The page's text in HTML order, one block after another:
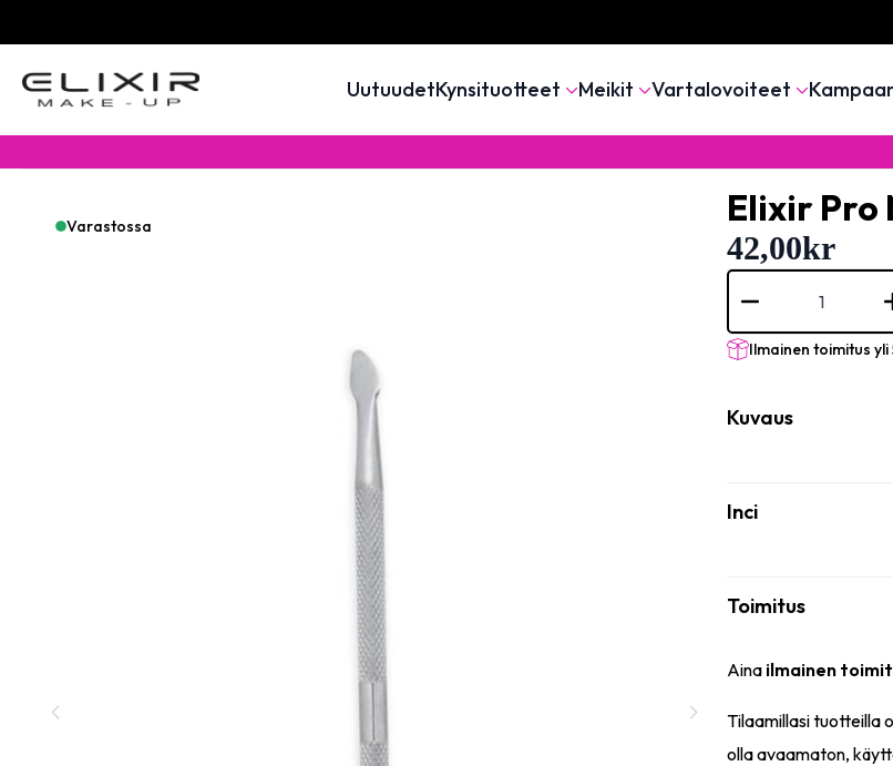
UutuudetKynsituotteet Meikit Vartalovoiteet
Varastossa Elixir Pro
42,00kr
Elixir
Pro
Pusher
-
#556
Ilmainen toimitus
Kuvaus
Inci
Toimitus
Aina ilmainen
Tilaamillasi tuotteilla
olla avaamaton,